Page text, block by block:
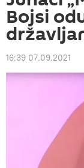
Bojsi
16:39 07.09.2021